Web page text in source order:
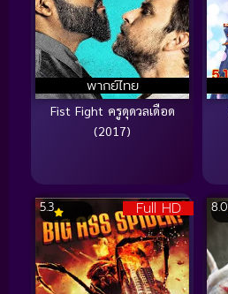
พากย์ไทย
Fist Fight ครูดุดวลเดือด
(2017)
Full HD
5.3 8.0